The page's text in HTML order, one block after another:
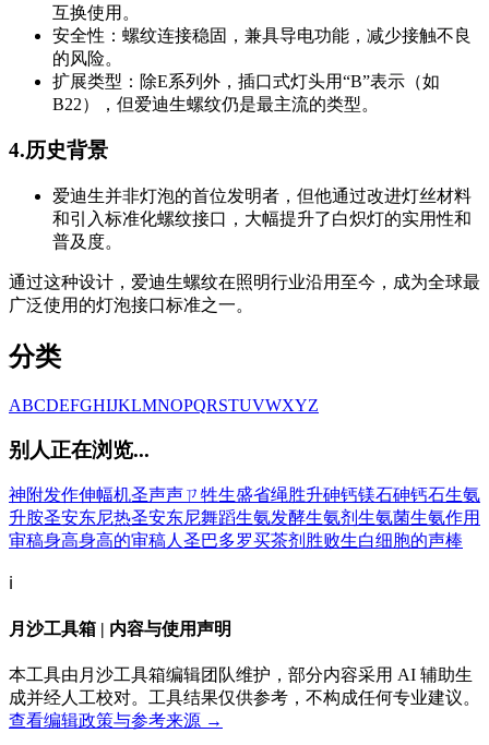
互换使用。
安全性：螺纹连接稳固，兼具导电功能，减少接触不良
的风险。
扩展类型：除E系列外，插口式灯头用“B”表示（如
B22），但爱迪生螺纹仍是最主流的类型。
4.历史背景
爱迪生并非灯泡的首位发明者，但他通过改进灯丝材料
和引入标准化螺纹接口，大幅提升了白炽灯的实用性和
普及度。
通过这种设计，爱迪生螺纹在照明行业沿用至今，成为全球最
广泛使用的灯泡接口标准之一。
分类
ABCDEFGHIJKLMNOPQRSTUVWXYZ
别人正在浏览...
神附发作伸幅机圣声声ㄗ 牲生盛省绳胜升砷钙镁石砷钙石生氨
升胺圣安东尼热圣安东尼舞蹈生氨发酵生氨剂 生氨菌生氨作用
审稿身高身高的审稿人 圣巴多罗买茶剂 胜败生白细胞的声棒
ℹ️
月沙工具箱 | 内容与使用声明
本工具由月沙工具箱编辑团队维护，部分内容采用 AI 辅助生
成并经人工校对。工具结果仅供参考，不构成任何专业建议。
查看编辑政策与参考来源 →